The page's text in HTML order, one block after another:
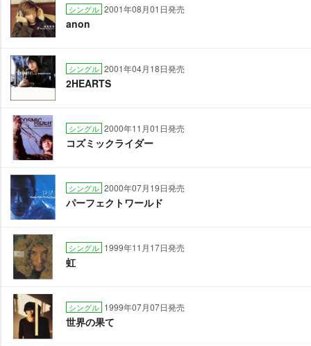
シングル 2001年08月01日発売
anon
シングル 2001年04月18日発売
2HEARTS
シングル 2000年11月01日発売
コズミックライダー
シングル 2000年07月19日発売
パーフェクトワールド
シングル 1999年11月17日発売
虹
シングル 1999年07月07日発売
世界の果て